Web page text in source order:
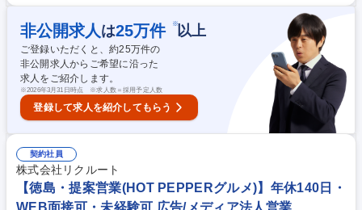
ートナー法人との連携強化および関係構築 ■金融機関のお取引先や融資先
企業への各種ご提案 ■OJTによる先輩社員との訪問同行（ゆくゆくは単独
訪問を目指します） 基本はリモートワーク中心で、研修後も柔軟な働き方
でご活躍いただけます！ 募集職種 FV92【福知山/マーケティング】完全未
経験歓迎/リモートOK！/街と未来をつくる
非公開求人 は25万件 ※以上
ご登録いただくと、約25万件の
非公開求人からご希望に沿った
求人をご紹介します。
※2026年3月31日時点 ※求人数＝採用予定人数
登録して求人を紹介してもらう
契約社員
株式会社リクルート
【徳島・提案営業(HOT PEPPERグルメ)】年休140日・
WEB面接可・未経験可 広告/メディア法人営業